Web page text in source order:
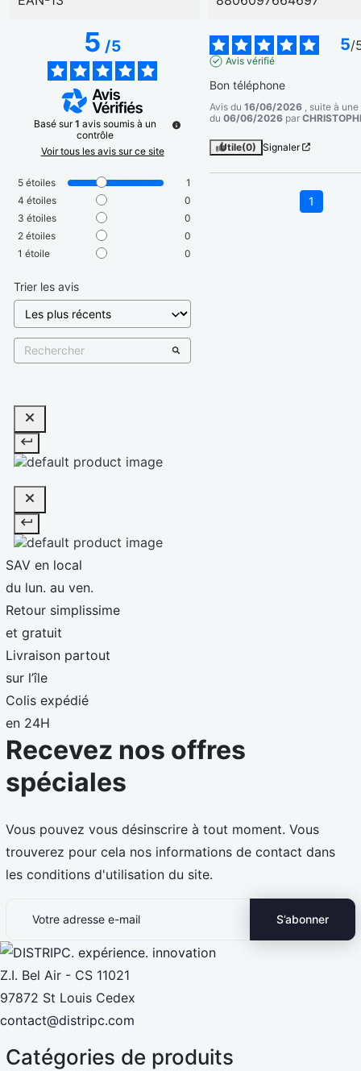
5/5
Basé sur1 avis soumis à un
contrôle
Voir tous les avis sur ce site
5 étoiles
1
4 étoiles
0
3 étoiles
0
2 étoiles
0
1 étoile 0
Trier les avis
5/
Avis vérifié
Bon téléphone
Avis du 16/06/2026
, suite à
du 06/06/2026 par
Utile(0) Signaler
1
SAV en local
du lun. au ven.
Retour simplissime
et gratuit
Livraison partout
sur l’île
Colis expédié
en 24H
Recevez nos offres
spéciales
Vous pouvez vous désinscrire à tout moment. Vous
trouverez pour cela nos informations de contact dans
les conditions d'utilisation du site.
Z.I. Bel Air - CS 11021
97872 St Louis Cedex
contact@distripc.com
Catégories de produits